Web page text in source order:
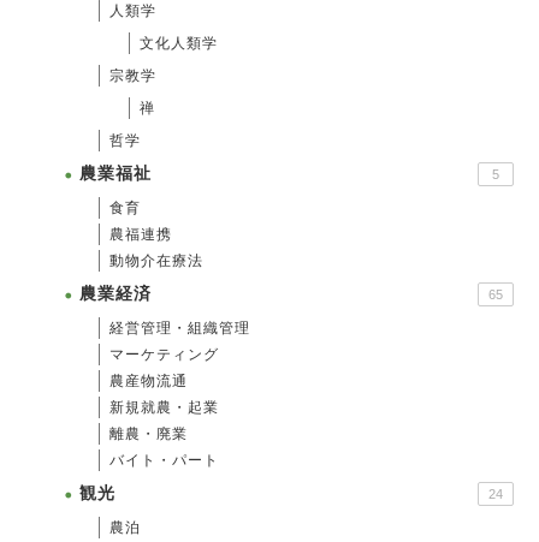
人類学
文化人類学
宗教学
禅
哲学
農業福祉 5
食育
農福連携
動物介在療法
農業経済 65
経営管理・組織管理
マーケティング
農産物流通
新規就農・起業
離農・廃業
バイト・パート
観光 24
農泊